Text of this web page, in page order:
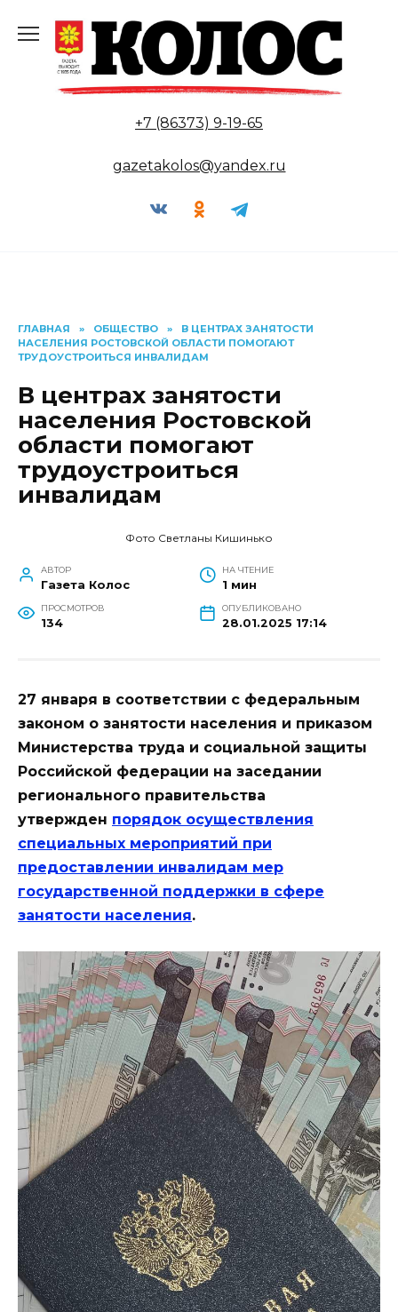
содержанию
+7 (86373) 9-19-65
gazetakolos@yandex.ru
ГЛАВНАЯ » ОБЩЕСТВО »
В ЦЕНТРАХ ЗАНЯТОСТИ
НАСЕЛЕНИЯ РОСТОВСКОЙ ОБЛАСТИ ПОМОГАЮТ
ТРУДОУСТРОИТЬСЯ ИНВАЛИДАМ
В центрах занятости
населения Ростовской
области помогают
трудоустроиться
инвалидам
Фото Светланы Кишинько
АВТОР
Газета Колос
НА ЧТЕНИЕ
1 мин
ПРОСМОТРОВ
134
ОПУБЛИКОВАНО
28.01.2025 17:14
27 января в соответствии с федеральным
законом о занятости населения и приказом
Министерства труда и социальной защиты
Российской федерации на заседании
регионального правительства
утвержден порядок осуществления
специальных мероприятий при
предоставлении инвалидам мер
государственной поддержки в сфере
занятости населения.